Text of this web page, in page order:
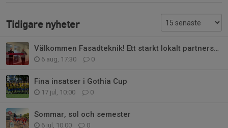
Tidigare nyheter
Välkommen Fasadteknik! Ett starkt lokalt partnerskap för framtiden
6 aug, 17:30 0
Fina insatser i Gothia Cup
17 jul, 10:00 0
Sommar, sol och semester
6 jul, 10:00 0